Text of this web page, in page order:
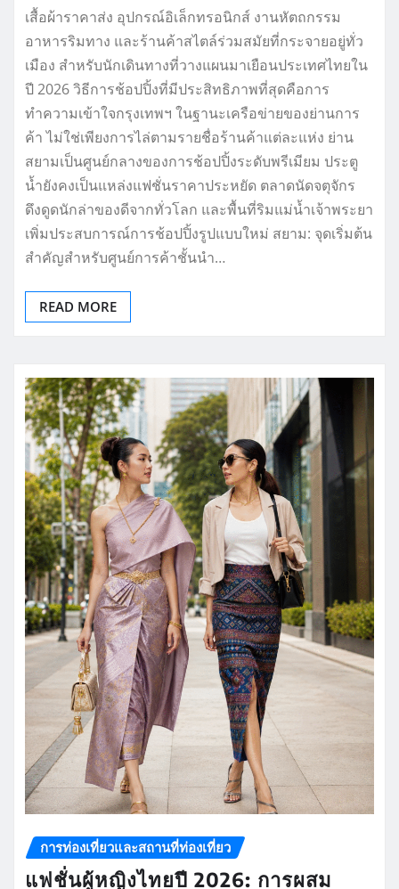
เสื้อผ้าราคาส่ง อุปกรณ์อิเล็กทรอนิกส์ งานหัตถกรรม
อาหารริมทาง และร้านค้าสไตล์ร่วมสมัยที่กระจายอยู่ทั่ว
เมือง สำหรับนักเดินทางที่วางแผนมาเยือนประเทศไทยใน
ปี 2026 วิธีการช้อปปิ้งที่มีประสิทธิภาพที่สุดคือการ
ทำความเข้าใจกรุงเทพฯ ในฐานะเครือข่ายของย่านการ
ค้า ไม่ใช่เพียงการไล่ตามรายชื่อร้านค้าแต่ละแห่ง ย่าน
สยามเป็นศูนย์กลางของการช้อปปิ้งระดับพรีเมียม ประตู
น้ำยังคงเป็นแหล่งแฟชั่นราคาประหยัด ตลาดนัดจตุจักร
ดึงดูดนักล่าของดีจากทั่วโลก และพื้นที่ริมแม่น้ำเจ้าพระยา
เพิ่มประสบการณ์การช้อปปิ้งรูปแบบใหม่ สยาม: จุดเริ่มต้น
สำคัญสำหรับศูนย์การค้าชั้นนำ…
READ MORE
การท่องเที่ยวและสถานที่ท่องเที่ยว
แฟชั่นผู้หญิงไทยปี 2026: การผสม